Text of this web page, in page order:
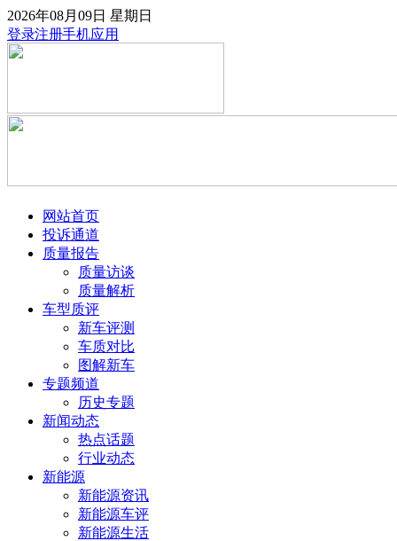
2026年08月09日 星期日
登录注册手机应用
网站首页
投诉通道
质量报告
质量访谈
质量解析
车型质评
新车评测
车质对比
图解新车
专题频道
历史专题
新闻动态
热点话题
行业动态
新能源
新能源资讯
新能源车评
新能源生活